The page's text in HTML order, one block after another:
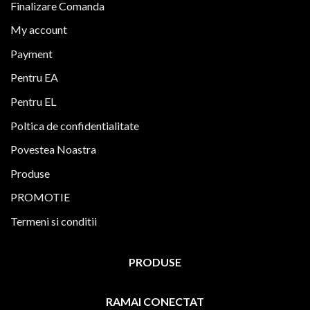
Finalizare Comanda
My account
Payment
Pentru EA
Pentru EL
Poltica de confidentialitate
Povestea Noastra
Produse
PROMOTIE
Termeni si conditii
PRODUSE
RAMAI CONECTAT